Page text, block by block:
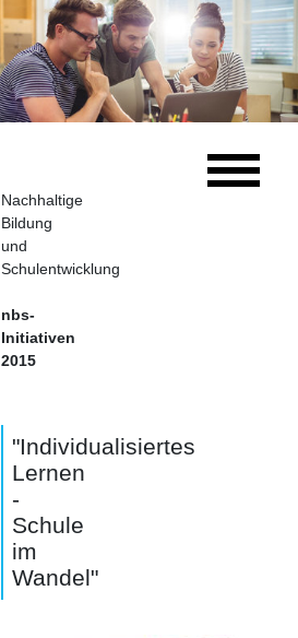
Nachhaltige
Bildung
und
Schulentwicklung
nbs-
Initiativen
2015
"Individualisiertes
Lernen
-
Schule
im
Wandel"